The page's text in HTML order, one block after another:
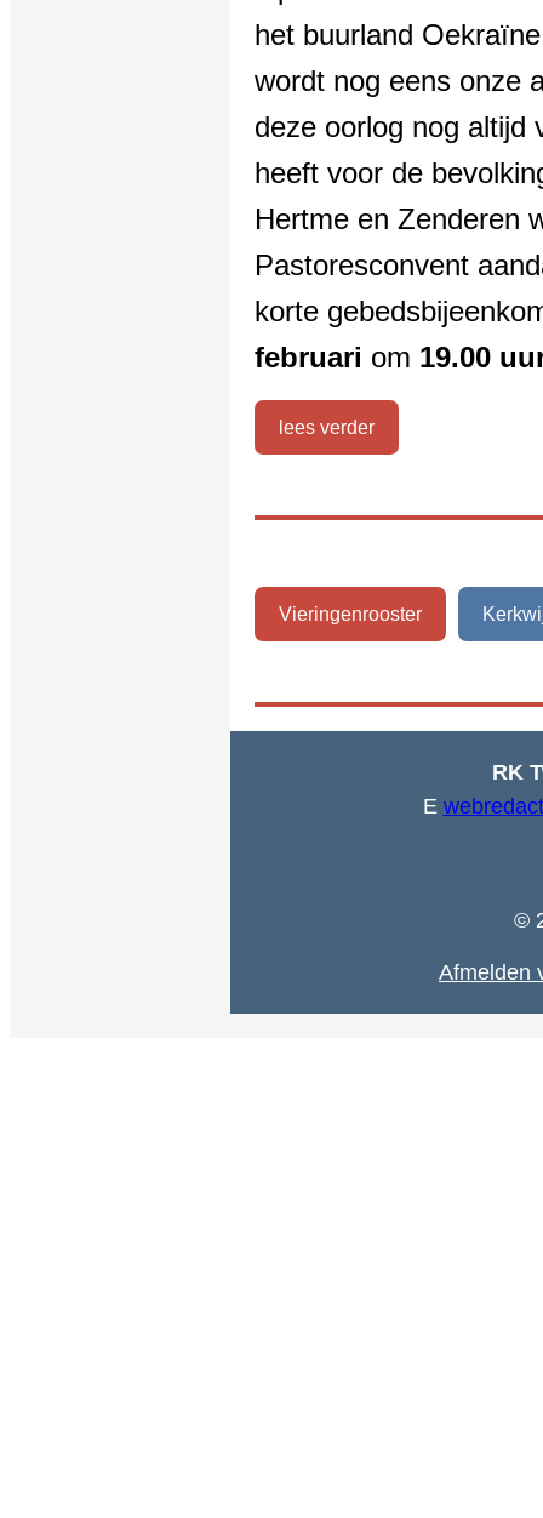
het buurland
wordt nog eens onze
deze oorlog nog altijd
heeft voor de
Hertme en Zenderen
Pastoresconvent
korte
februari om 19.00
lees verder
Vieringenrooster
RK
E
©
Afmelden